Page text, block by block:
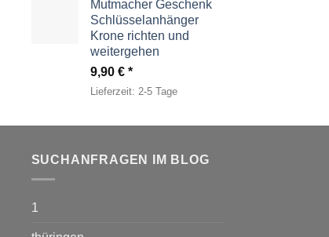
Mutmacher Geschenk
Schlüsselanhänger
Krone richten und
weitergehen
9,90 €
Lieferzeit: 2-5 Tage
SUCHANFRAGEN IM BLOG
1